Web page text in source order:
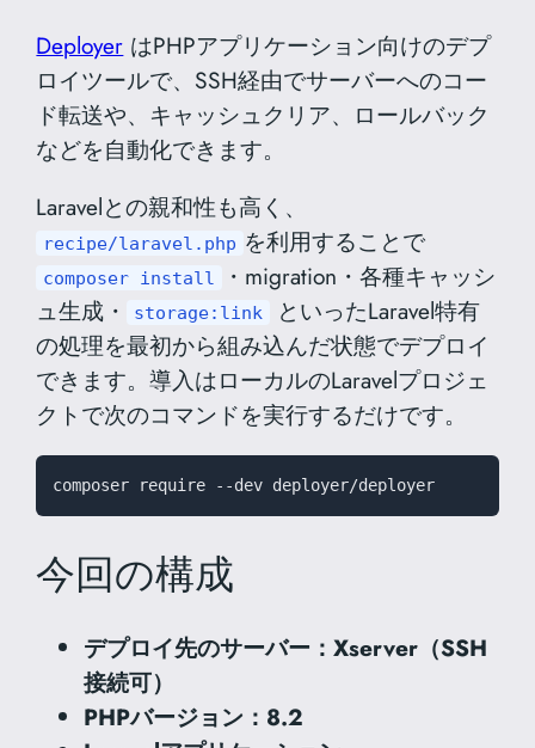
Deployer はPHPアプリケーション向けのデプ
ロイツールで、SSH経由でサーバーへのコー
ド転送や、キャッシュクリア、ロールバック
などを自動化できます。
Laravelとの親和性も高く、
recipe/laravel.php を利用することで
composer install
・migration・各種キャッシ
ュ生成・
storage:link
といったLaravel特有
の処理を最初から組み込んだ状態でデプロイ
できます。導入はローカルのLaravelプロジェ
クトで次のコマンドを実行するだけです。
composer require --dev deployer/deployer
今回の構成
デプロイ先のサーバー：Xserver（SSH
接続可）
PHPバージョン：8.2